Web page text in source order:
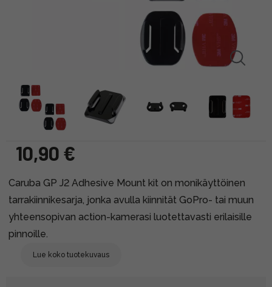
10,90 €
Caruba GP J2 Adhesive Mount kit on monikäyttöinen
tarrakiinnikesarja, jonka avulla kiinnität GoPro- tai muun
yhteensopivan action-kamerasi luotettavasti erilaisille
pinnoille.
Lue koko tuotekuvaus